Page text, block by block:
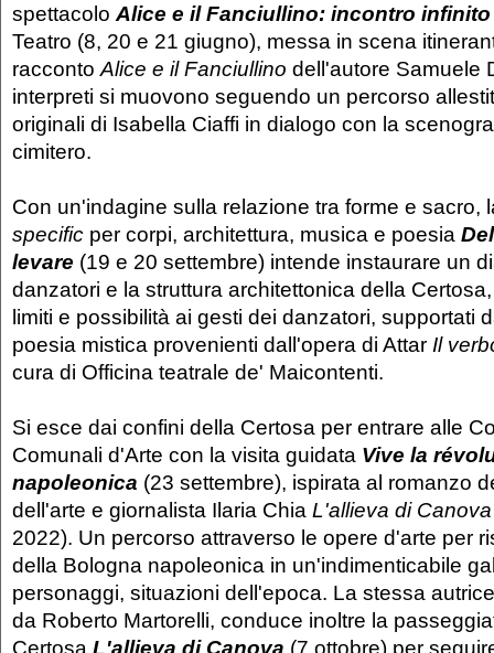
spettacolo Alice e il Fanciullino: incontro
Teatro (8, 20 e 21 giugno), messa in scena
racconto Alice e il Fanciullino dell'autore Samuele
interpreti si muovono seguendo un percorso
originali di Isabella Ciaffi in dialogo con la
cimitero.
Con un'indagine sulla relazione tra forme e sacro,
specific per corpi, architettura, musica e poesia
levare (19 e 20 settembre) intende instaurare un
danzatori e la struttura architettonica della
limiti e possibilità ai gesti dei danzatori, supportati
poesia mistica provenienti dall'opera di Attar Il
cura di Officina teatrale de' Maicontenti.
Si esce dai confini della Certosa per entrare alle
Comunali d'Arte con la visita guidata Vive la
napoleonica (23 settembre), ispirata al romanzo
dell'arte e giornalista Ilaria Chia L'allieva di
2022). Un percorso attraverso le opere d'arte per
della Bologna napoleonica in un'indimenticabile
personaggi, situazioni dell'epoca. La stessa
da Roberto Martorelli, conduce inoltre la
Certosa L'allieva di Canova (7 ottobre) per